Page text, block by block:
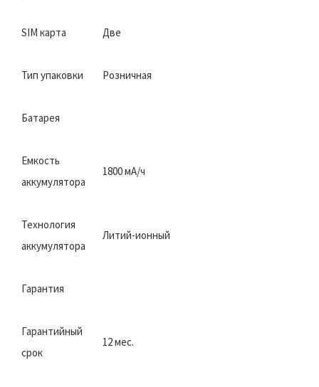
SIM карта Две
Тип упаковки Розничная
Батарея
Емкость
аккумулятора
1800 мА/ч
Технология
аккумулятора
Литий-ионный
Гарантия
Гарантийный
срок
12 мес.